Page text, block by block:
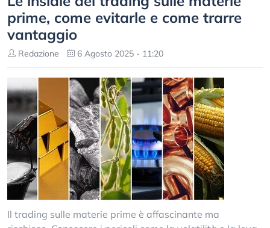
prime, come evitarle e come trarre
vantaggio
Redazione 6 Agosto 2025 - 11:20
Il trading sulle materie prime è affascinante ma